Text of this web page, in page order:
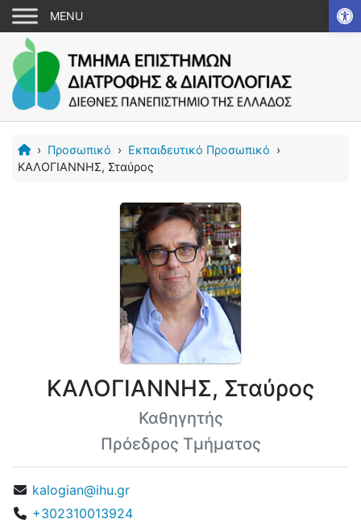
› Προσωπικό › Εκπαιδευτικό Προσωπικό ›
ΚΑΛΟΓΙΑΝΝΗΣ, Σταύρος
ΚΑΛΟΓΙΑΝΝΗΣ, Σταύρος
Καθηγητής
Πρόεδρος Τμήματος
kalogian@ihu.gr
+302310013924